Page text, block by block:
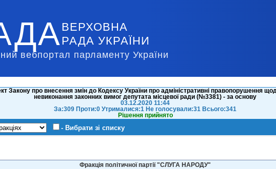
ВЕРХОВНА
РАДА УКРАЇНИ
вебпортал парламенту України
Закону про внесення змін до Кодексу України про адміністративні правопорушення
невиконання законних вимог депутата місцевої ради (№3381) - за основу
03.12.2020 11:44
За:309 Проти:0 Утрималися:1 Не голосували:31 Всього:341
Рішення прийнято
- Вибрати зі списку
Фракція політичної партії "СЛУГА НАРОДУ"